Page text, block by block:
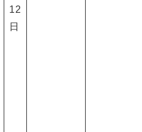
12
日